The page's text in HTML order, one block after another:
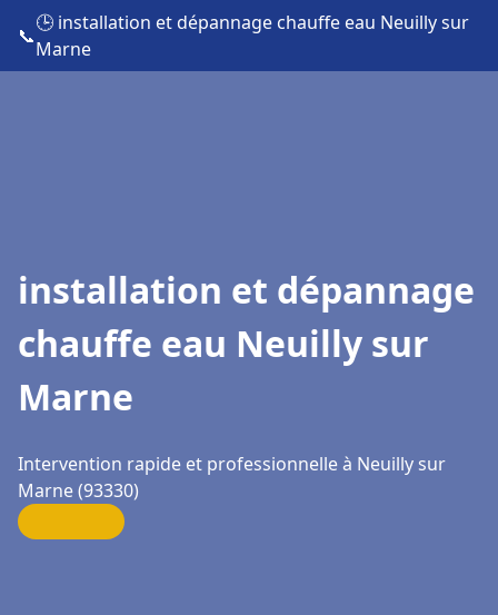
📞
🕒 installation et dépannage chauffe eau Neuilly sur
Marne
installation et dépannage
chauffe eau Neuilly sur
Marne
Intervention rapide et professionnelle à Neuilly sur
Marne (93330)